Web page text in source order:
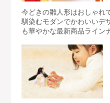
今どきの雛人形はおしゃれ
馴染むモダンでかわいいデ
も華やかな最新商品ライン